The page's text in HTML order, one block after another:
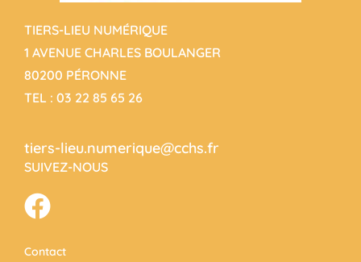
TIERS-LIEU NUMÉRIQUE
1 AVENUE CHARLES BOULANGER
80200 PÉRONNE
TEL : 03 22 85 65 26
tiers-lieu.numerique@cchs.fr
SUIVEZ-NOUS
Contact